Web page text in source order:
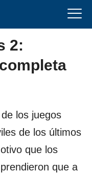
2:
los juegos
de los últimos
que los
que a